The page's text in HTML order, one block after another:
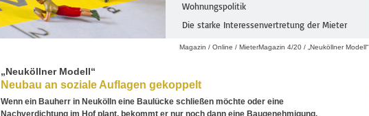
Wohnungspolitik
Die starke Interessenvertretung der Mieter
Magazin / Online / MieterMagazin 4/20 / „Neuköllner Modell“
„Neuköllner Modell“
Neubau an soziale Auflagen gekoppelt
Wenn ein Bauherr in Neukölln eine Baulücke schließen möchte oder eine
Nachverdichtung im Hof plant, bekommt er nur noch dann eine Baugenehmigung,